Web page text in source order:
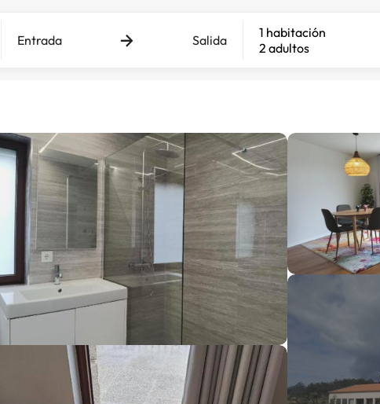
Entrada Salida
1 habitación
2 adultos